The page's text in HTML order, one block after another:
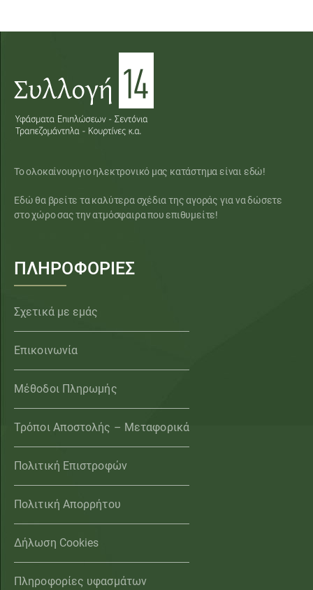
Το ολοκαίνουργιο ηλεκτρονικό μας κατάστημα είναι εδώ!
Εδώ θα βρείτε τα καλύτερα σχέδια της αγοράς για να δώσετε
στο χώρο σας την ατμόσφαιρα που επιθυμείτε!
ΠΛΗΡΟΦΟΡΙΕΣ
Σχετικά με εμάς
Επικοινωνία
Μέθοδοι Πληρωμής
Τρόποι Αποστολής – Μεταφορικά
Πολιτική Επιστροφών
Πολιτική Απορρήτου
Δήλωση Cookies
Πληροφορίες υφασμάτων